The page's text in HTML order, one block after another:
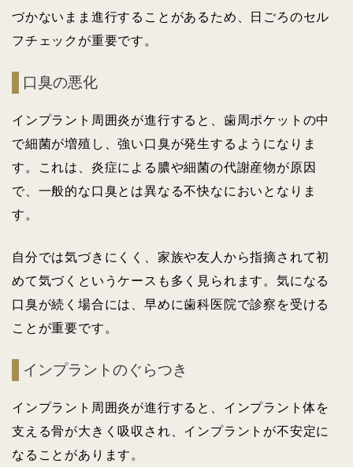
づかないまま進行することがあるため、日ごろのセル
フチェックが重要です。
口臭の悪化
インプラント周囲炎が進行すると、歯周ポケットの中
で細菌が増殖し、強い口臭が発生するようになりま
す。これは、炎症による膿や細菌の代謝産物が原因
で、一般的な口臭とは異なる不快なにおいとなりま
す。
自分では気づきにくく、家族や友人から指摘されて初
めて気づくというケースも多く見られます。気になる
口臭が続く場合には、早めに歯科医院で診察を受ける
ことが重要です。
インプラントのぐらつき
インプラント周囲炎が進行すると、インプラント体を
支える骨が大きく吸収され、インプラントが不安定に
なることがあります。